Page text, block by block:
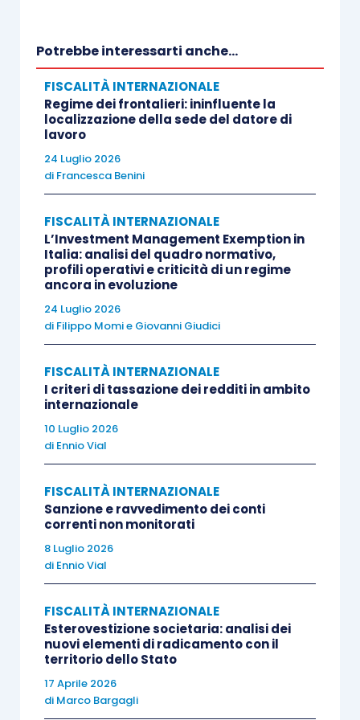
infatti un rischio reale per le entrate fiscali degli
Stati Membri qualora i profitti realizzati dalle
società digitalinon riuscissero ad essere
attratti atassazione.
Per tale motivo, come sopra accennato, già nel
settembre 2017, i ministri delle finanze dell’UE –
Spagna – hanno chiesto una soluzione comune
per affrontare le sfide dellatassazione digitale
Subito dopo, anche il Parlamento europeo ha
chiesto un’azione rapida e ambiziosa sulla
tassazione digitale.
Pertanto, la tassazione dell’economia digitale
rapidamente divenuta una parte fondamentale del
la quale si è impegnata ad esaminare le opzioni
per la tassazione digitale al fine di sviluppare un
approccio comune a livello UE.
soluzioni unilaterali
digitali: tuttavia, in considerazione delle
peculiarità delbusinessdigitale
modalità concrete di svolgimento, diviene alto il
rischio di criticità operative sia sotto il profilo
giuridico che sotto quello fiscale (special modo
con riferimento a potenziali
Potrebbe interessarti anche...
FISCALITÀ INTERNAZIONALE
Regime dei frontalieri: ininfluente la
localizzazione della sede del datore di
lavoro
24 Luglio 2026
di Francesca Benini
FISCALITÀ INTERNAZIONALE
L’Investment Management Exemption in
Italia: analisi del quadro normativo,
profili operativi e criticità di un regime
ancora in evoluzione
24 Luglio 2026
di Filippo Momie Giovanni Giudici
FISCALITÀ INTERNAZIONALE
I criteri di tassazione dei redditi in ambito
internazionale
10 Luglio 2026
di Ennio Vial
FISCALITÀ INTERNAZIONALE
Sanzione e ravvedimento dei conti
correnti non monitorati
8 Luglio 2026
di Ennio Vial
FISCALITÀ INTERNAZIONALE
Esterovestizione societaria: analisi dei
nuovi elementi di radicamento con il
territorio dello Stato
17 Aprile 2026
di Marco Bargagli